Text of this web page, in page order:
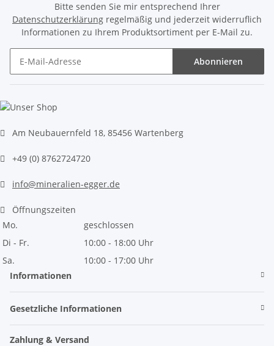
Bitte senden Sie mir entsprechend Ihrer
Datenschutzerklärung regelmäßig und jederzeit widerruflich
Informationen zu Ihrem Produktsortiment per E-Mail zu.
Abonnieren
Am Neubauernfeld 18, 85456 Wartenberg
+49 (0) 8762724720
info@mineralien-egger.de
Öffnungszeiten
Mo.
geschlossen
Di - Fr.
10:00 - 18:00 Uhr
Sa.
10:00 - 17:00 Uhr
Informationen
Gesetzliche Informationen
Zahlung & Versand